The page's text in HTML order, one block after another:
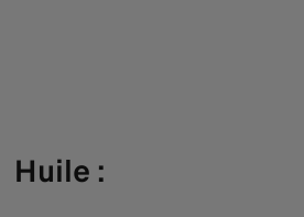
Huile :